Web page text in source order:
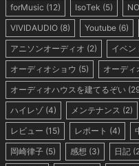
forMusic (12) IsoTek (5)
VIVIDAUDIO (8) Youtube (6)
アニソンオーディオ (2) イベン
オーディオショウ (5) オーディ
オーディオハウスを建てるぞい
ハイレゾ (4) メンテナンス (2)
レビュー (15) レポート (4)
岡崎律子 (5) 感想 (3) 日記